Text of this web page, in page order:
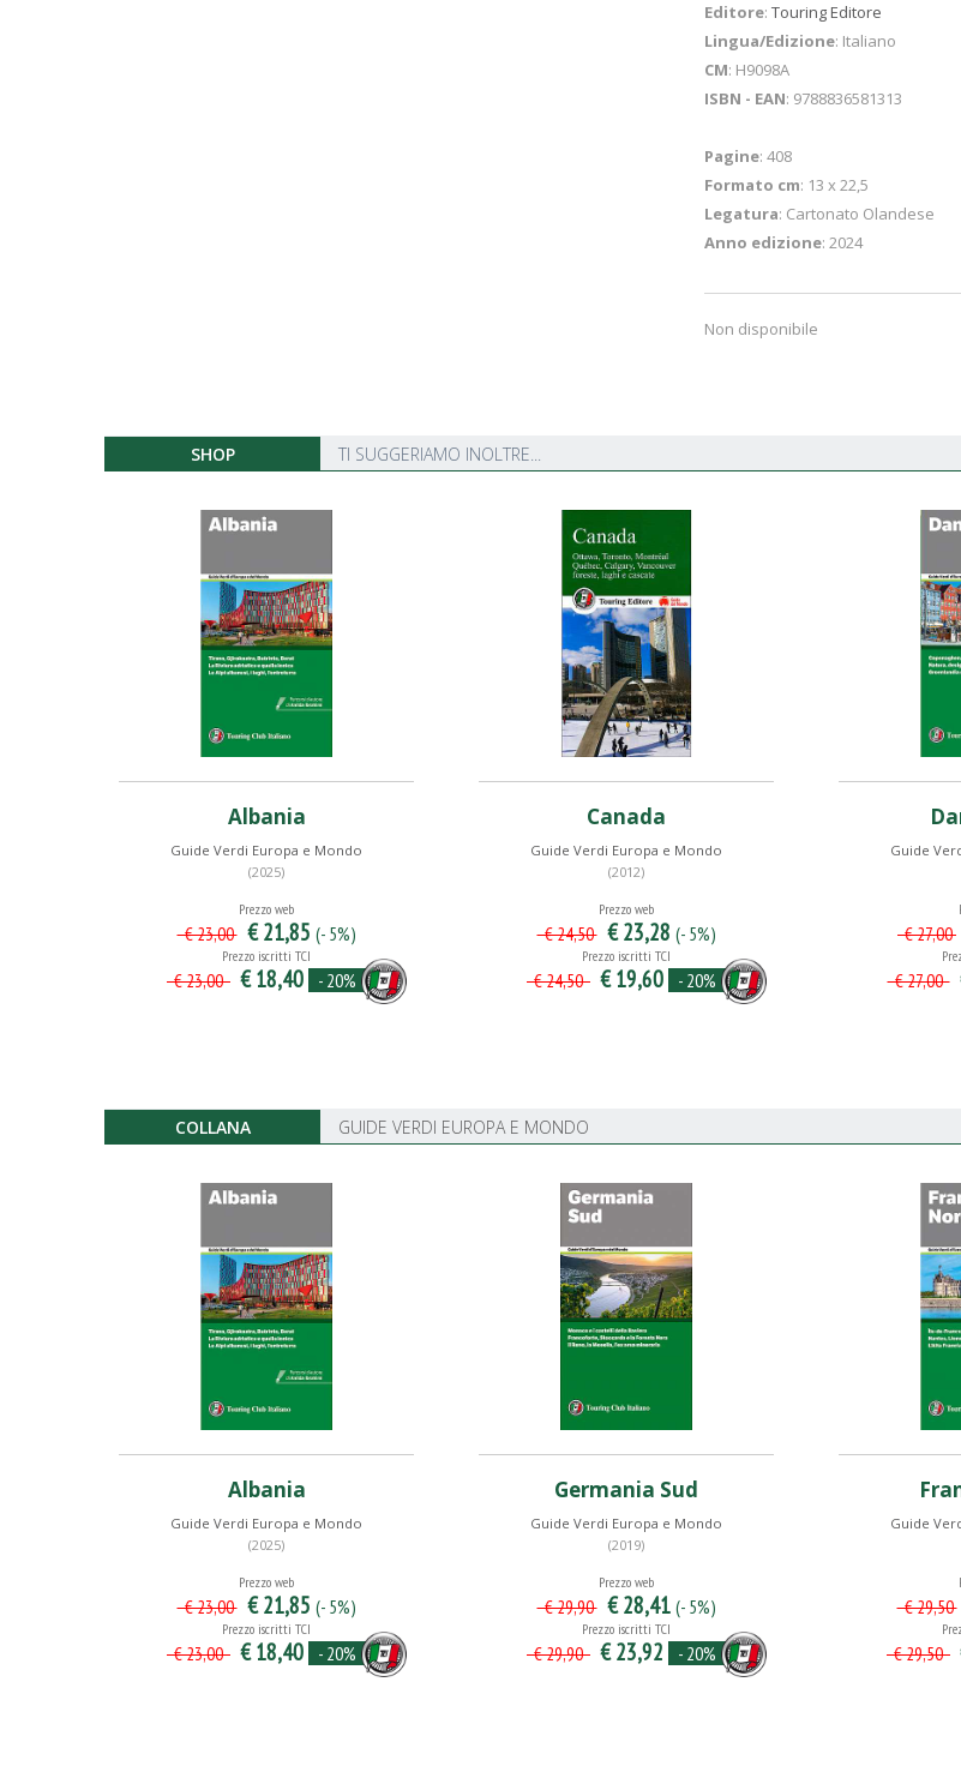
Editore: Touring Editore
Lingua/Edizione: Italiano
CM: H9098A
ISBN - EAN: 9788836581313
Pagine: 408
Formato cm: 13 x 22,5
Legatura: Cartonato Olandese
Anno edizione: 2024
Non disponibile
SHOP TI SUGGERIAMO INOLTRE...
Albania
Guide Verdi Europa e Mondo
(2025)
Prezzo web
€ 23,00 € 21,85 (- 5%)
Prezzo iscritti TCI
€ 23,00 € 18,40 - 20%
Canada
Guide Verdi Europa e Mondo
(2012)
Prezzo web
€ 24,50 € 23,28 (- 5%)
Prezzo iscritti TCI
€ 24,50 € 19,60 - 20%
Guide
€ 27,00
€ 27,00
COLLANA GUIDE VERDI EUROPA E MONDO
Albania
Guide Verdi Europa e Mondo
(2025)
Prezzo web
€ 23,00 € 21,85 (- 5%)
Prezzo iscritti TCI
€ 23,00 € 18,40 - 20%
Germania Sud
Guide Verdi Europa e Mondo
(2019)
Prezzo web
€ 29,90 € 28,41 (- 5%)
Prezzo iscritti TCI
€ 29,90 € 23,92 - 20%
Guide
€ 29,50
€ 29,50